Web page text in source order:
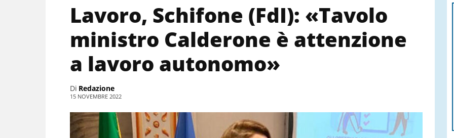
Lavoro, Schifone (FdI): «Tavolo
ministro Calderone è attenzione
a lavoro autonomo»
Di Redazione
15 NOVEMBRE 2022